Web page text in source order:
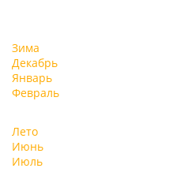
Зима
Декабрь
Январь
Февраль
Лето
Июнь
Июль